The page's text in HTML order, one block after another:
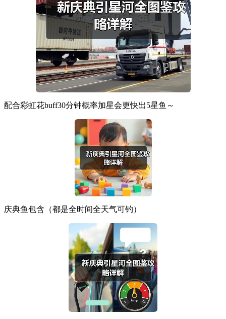
配合彩虹花buff30分钟概率加星会更快出5星鱼～
庆典鱼包含（都是全时间全天气可钓）